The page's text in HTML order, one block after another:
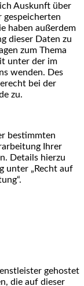
Auskunft über
gespeicherten
haben außerdem
dieser Daten zu
zum Thema
unter der im
wenden. Des
bei der
zu.
bestimmten
Ihrer
Details hierzu
unter „Recht auf
gehostet
die auf dieser